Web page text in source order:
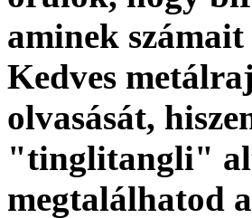
aminek
Kedves
olvasását,
"tinglitangli"
megtalálhatod